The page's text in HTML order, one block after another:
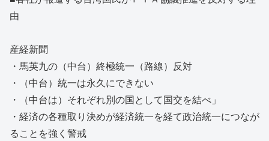
由
産経新聞
・馬英九の（中台）終極統一（路線）反対
・（中台）統一は永久にできない
・（中台は）それぞれ別の国として国交を結べ」
・経済の各種取り決めが経済統一を経て政治統一につなが
ることを強く警戒